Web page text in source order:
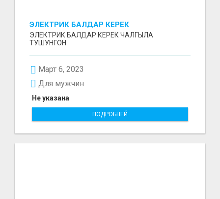
ЭЛЕКТРИК БАЛДАР КЕРЕК
ЭЛЕКТРИК БАЛДАР КЕРЕК ЧАЛГЫЛА
ТУШУНГОН.
Март 6, 2023
Не указана
Для мужчин
ПОДРОБНЕЙ